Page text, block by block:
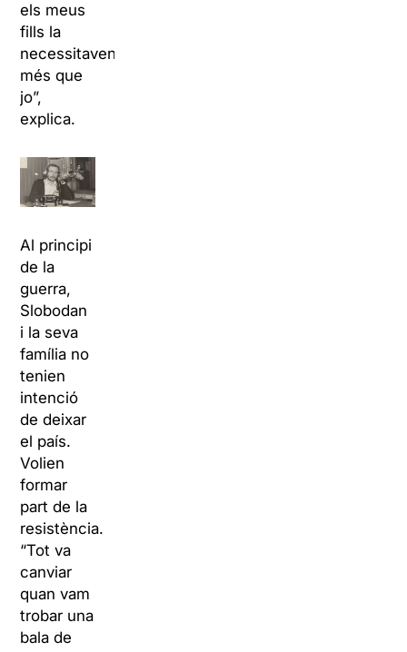
els meus
fills la
necessitaven
més que
jo”,
explica.
Al principi
de la
guerra,
Slobodan
i la seva
família no
tenien
intenció
de deixar
el país.
Volien
formar
part de la
resistència.
“Tot va
canviar
quan vam
trobar una
bala de